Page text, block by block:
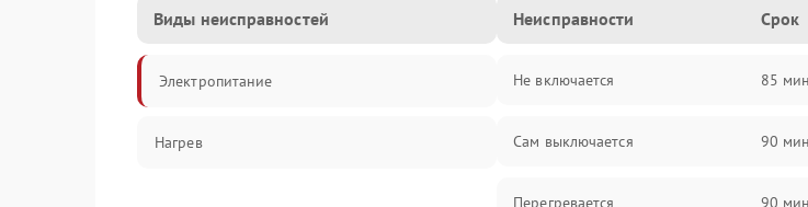
Виды неисправностей
Электропитание
Нагрев
Неисправности Срок
Не включается 85 мин
Сам выключается 90 мин
Перегревается 90 мин